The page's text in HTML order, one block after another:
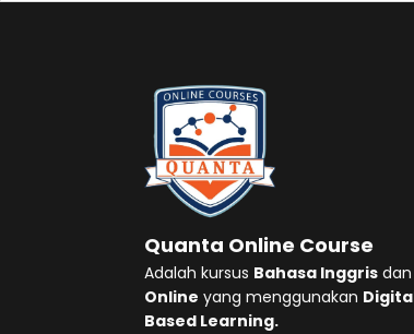
Quanta Online Course
Adalah kursus Bahasa Inggris dan
Online yang menggunakan
Based Learning.